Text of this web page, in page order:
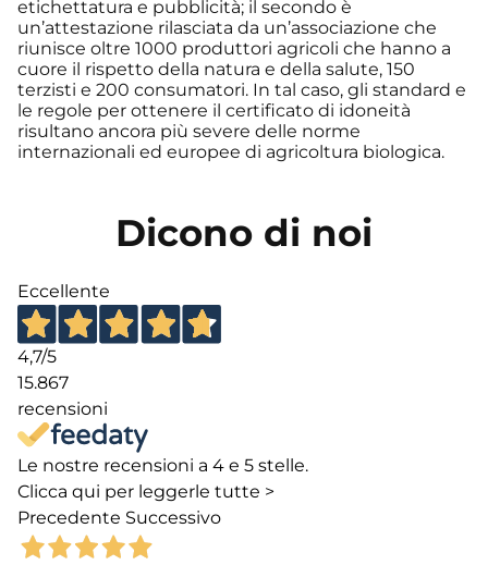
etichettatura e pubblicità; il secondo è
un’attestazione rilasciata da un’associazione che
riunisce oltre 1000 produttori agricoli che hanno a
cuore il rispetto della natura e della salute, 150
terzisti e 200 consumatori. In tal caso, gli standard e
le regole per ottenere il certificato di idoneità
risultano ancora più severe delle norme
internazionali ed europee di agricoltura biologica.
Dicono di noi
Eccellente
4,7/5
15.867
recensioni
Le nostre recensioni a 4 e 5 stelle.
Clicca qui per leggerle tutte >
Precedente Successivo